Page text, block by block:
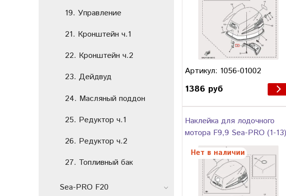
Артикул: 1056-01002
1386 руб
Наклейка для лодочного
мотора F9,9 Sea-PRO (1-13)
Нет в наличии
19. Управление
21. Кронштейн ч.1
22. Кронштейн ч.2
23. Дейдвуд
24. Масляный поддон
25. Редуктор ч.1
26. Редуктор ч.2
27. Топливный бак
Sea-PRO F20